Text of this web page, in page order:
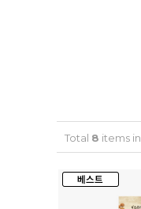
Total 8 items